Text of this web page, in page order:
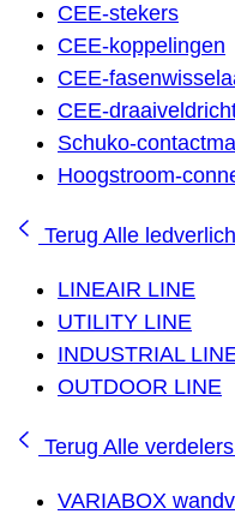
CEE-stekers
CEE-koppelingen
CEE-
CEE-
Schuko-
Hoogstroom-
Terug Alle
LINEAIR LINE
UTILITY LINE
INDUSTRIAL
OUTDOOR LINE
Terug Alle
VARIABOX